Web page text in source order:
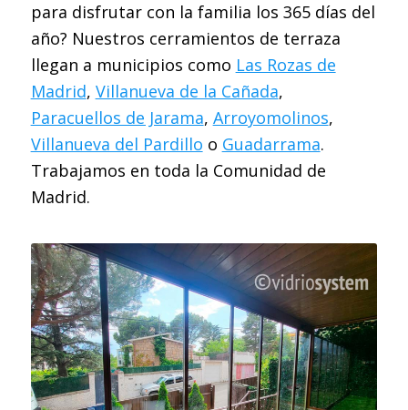
para disfrutar con la familia los 365 días del
año? Nuestros cerramientos de terraza
llegan a municipios como Las Rozas de
Madrid, Villanueva de la Cañada,
Paracuellos de Jarama, Arroyomolinos,
Villanueva del Pardillo o Guadarrama.
Trabajamos en toda la Comunidad de
Madrid.